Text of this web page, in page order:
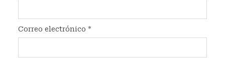
Correo electrónico *